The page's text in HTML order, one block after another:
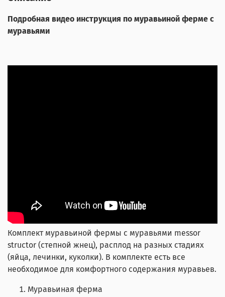
Подробная видео инструкция по муравьиной ферме с
муравьями
Комплект муравьиной фермы с муравьями messor
structor (степной жнец), расплод на разных стадиях
(яйца, лечинки, куколки). В комплекте есть все
необходимое для комфортного содержания муравьев.
Муравьиная ферма